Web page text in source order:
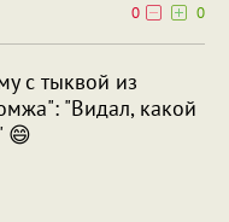
0
0
с тыквой из
"Видал, какой
😄